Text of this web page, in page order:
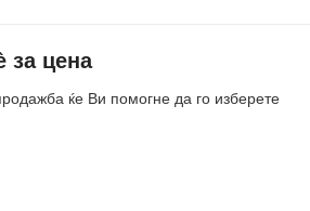
за цена
ќе Ви помогне да го изберете